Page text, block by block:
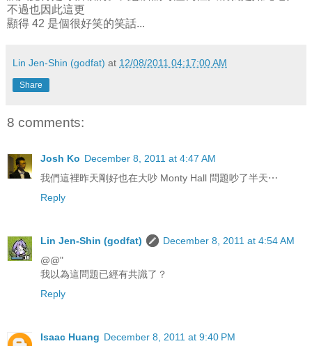
不過也因此這更
顯得 42 是個很好笑的笑話...
Lin Jen-Shin (godfat) at 12/08/2011 04:17:00 AM
Share
8 comments:
Josh Ko December 8, 2011 at 4:47 AM
我們這裡昨天剛好也在大吵 Monty Hall 問題吵了半天⋯
Reply
Lin Jen-Shin (godfat)
December 8, 2011 at 4:54 AM
@@"
我以為這問題已經有共識了？
Reply
Isaac Huang December 8, 2011 at 9:40 PM